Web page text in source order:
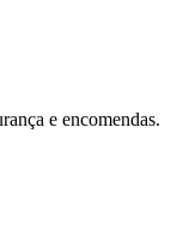
e encomendas.